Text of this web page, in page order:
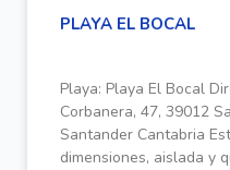
PLAYA EL BOCAL
Playa: Playa El Bocal
Corbanera, 47, 39012
Santander Cantabria
dimensiones, aislada y